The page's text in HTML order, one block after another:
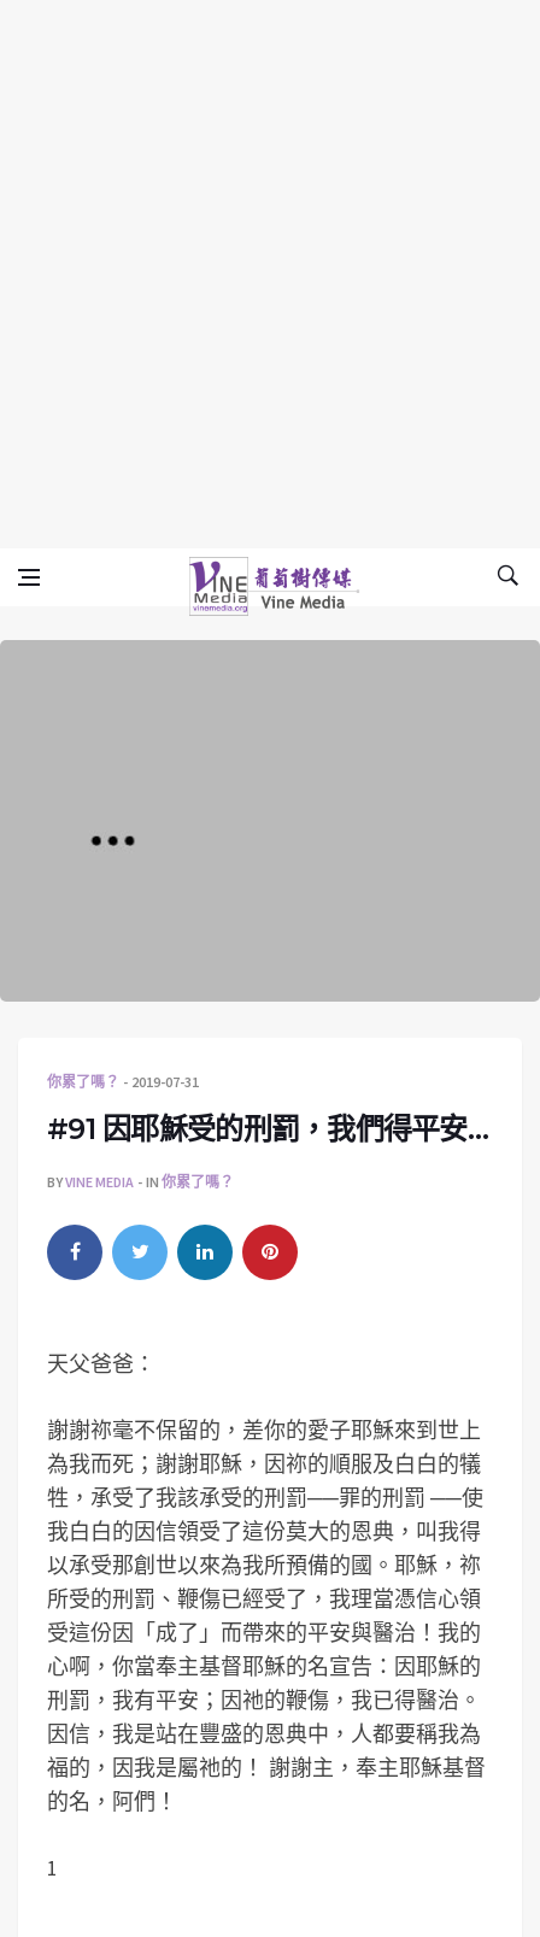
Vine Media
葡萄樹傳媒
你累了嗎？ 2019-07-31
#91 因耶穌受的刑罰，我們得平安…
BYVINE MEDIA IN 你累了嗎？
天父爸爸：
謝謝祢毫不保留的，差你的愛子耶穌來到世上
為我而死；謝謝耶穌，因祢的順服及白白的犠
牲，承受了我該承受的刑罰──罪的刑罰 ──使
我白白的因信領受了這份莫大的恩典，叫我得
以承受那創世以來為我所預備的國。耶穌，祢
所受的刑罰、鞭傷已經受了，我理當憑信心領
受這份因「成了」而帶來的平安與醫治！我的
心啊，你當奉主基督耶穌的名宣告：因耶穌的
刑罰，我有平安；因祂的鞭傷，我已得醫治。
因信，我是站在豐盛的恩典中，人都要稱我為
福的，因我是屬祂的！ 謝謝主，奉主耶穌基督
的名，阿們！
1